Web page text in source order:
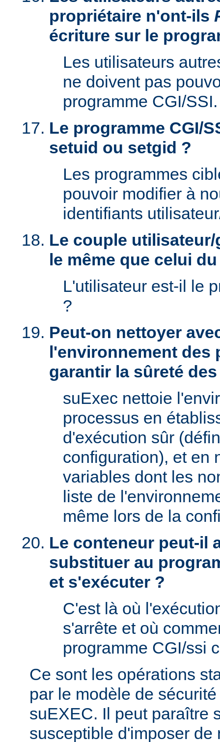
propriétaire n'ont-ils
écriture sur le
Les utilisateurs
ne doivent pas
programme CGI/SSI.
Le programme CGI/
setuid ou setgid ?
Les programmes
pouvoir modifier à
identifiants
Le couple
le même que celui
L'utilisateur est-il le
?
Peut-on nettoyer
l'environnement des
garantir la sûreté
suExec nettoie
processus en
d'exécution sûr
configuration), et en
variables dont les
liste de
même lors de la
Le conteneur peut-il
substituer au
et s'exécuter ?
C'est là où
s'arrête et où
programme CGI/ssi
Ce sont les opérations
par le modèle de
suEXEC. Il peut paraître
susceptible d'imposer